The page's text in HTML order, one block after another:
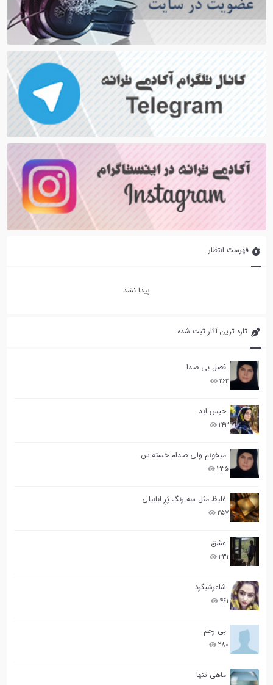
تازه ترین آثار ثبت شده
فصل بی صدا
۲۶۲
حبس ابد
۲۴۳
میخونم ولی صدام خسته س
۳۳۵
غلیظ مثل سه رنگ پَرِ ابابیلی
۲۵۷
عشق
۳۳۱
شاعرشبگرد
۴۶۱
بی رحم
۲۸۰
ماهی تنها
فهرست انتظار
پیدا نشد